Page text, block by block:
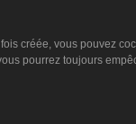
créée, vous pouvez
pourrez toujours